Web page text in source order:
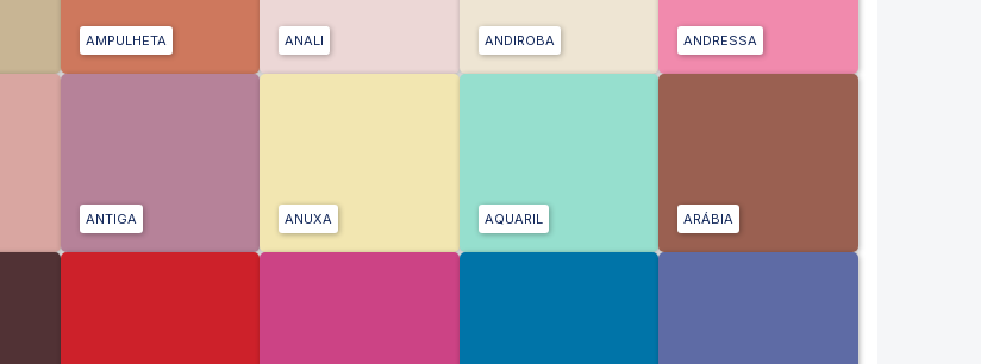
AMPULHETA ANALI ANDIROBA ANDRESSA
ANTIGA ANUXA AQUARIL ARÁBIA